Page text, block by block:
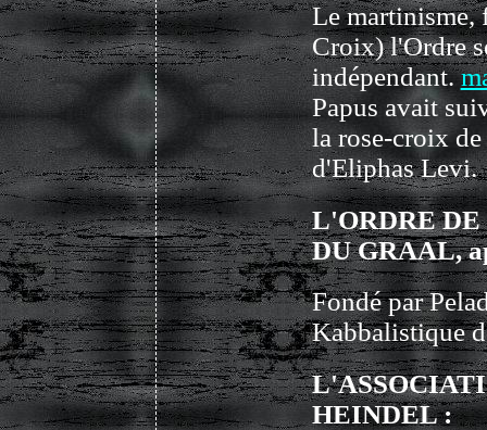
Le martinisme,
Croix) l'Ordre
indépendant.
Papus avait
la rose-croix
d'Eliphas Levi.
L'ORDRE
DU GRAAL,
Fondé par
Kabbalistique
HEINDEL :